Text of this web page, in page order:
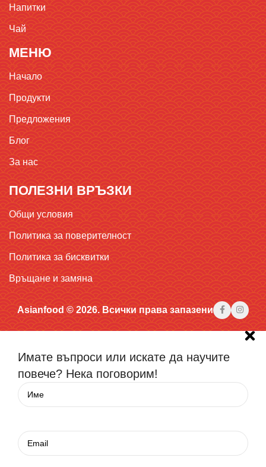
Напитки
Чай
МЕНЮ
Начало
Продукти
Предложения
Блог
За нас
ПОЛЕЗНИ ВРЪЗКИ
Общи условия
Политика за поверителност
Политика за бисквитки
Връщане и замяна
Asianfood © 2026. Всички права запазени
Имате въпроси или искате да научите
повече? Нека поговорим!